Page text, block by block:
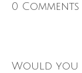
0 Comments
Would you